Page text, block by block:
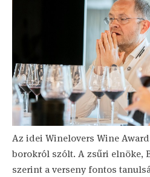
Az idei Winelovers Wine
borokról szólt. A zsűri elnöke,
szerint a verseny fontos